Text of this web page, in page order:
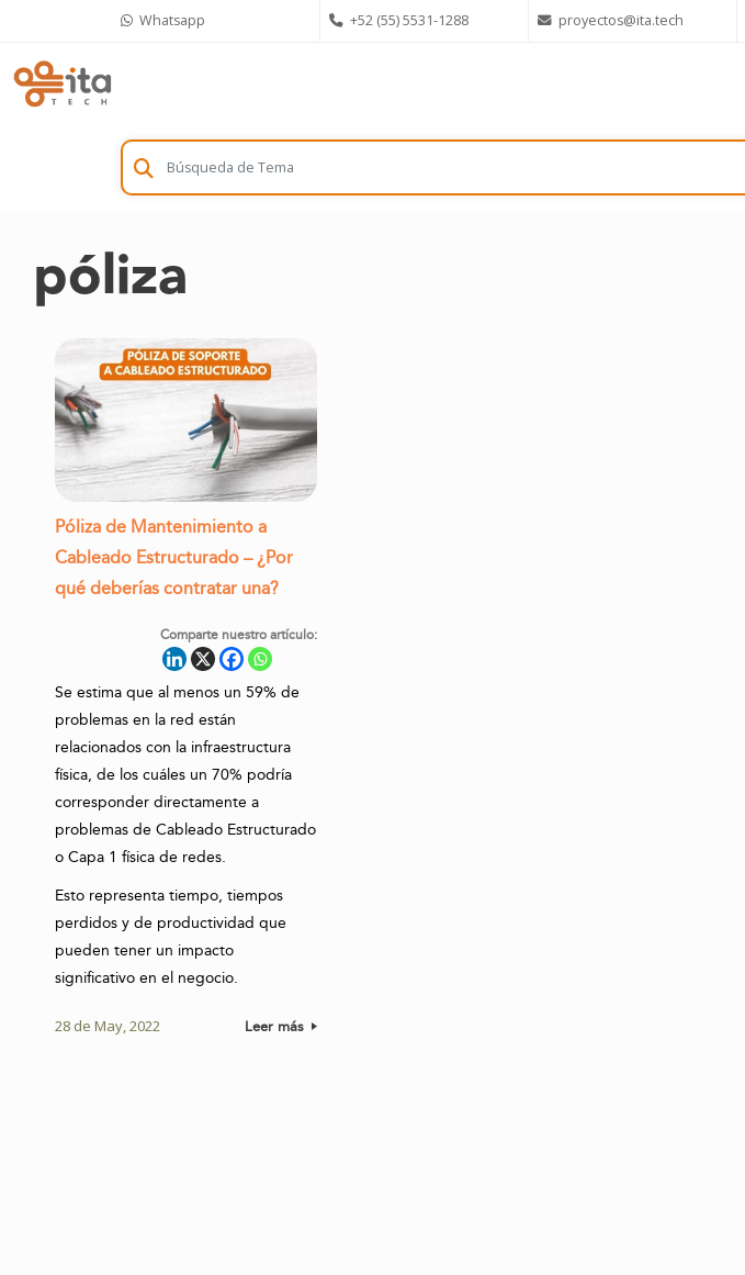
Whatsapp +52 (55) 5531-1288 proyectos@ita.tech
póliza
Póliza de Mantenimiento a
Cableado Estructurado – ¿Por
qué deberías contratar una?
Comparte nuestro artículo:
Se estima que al menos un 59% de
problemas en la red están
relacionados con la infraestructura
física, de los cuáles un 70% podría
corresponder directamente a
problemas de Cableado Estructurado
o Capa 1 física de redes.
Esto representa tiempo, tiempos
perdidos y de productividad que
pueden tener un impacto
significativo en el negocio.
28 de May, 2022 Leer más